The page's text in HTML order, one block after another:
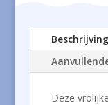
print
aantalBeschrijving
Deze